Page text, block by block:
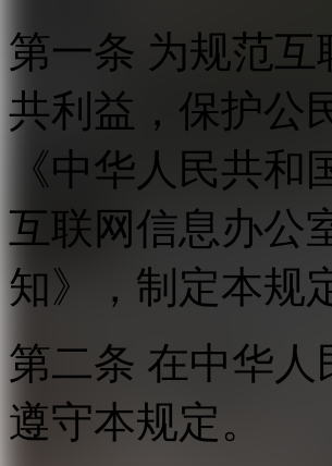
第一条 为规范
共利益，保护公
《中华人民共
互联网信息办公
知》，制定本规
第二条 在中华
遵守本规定。